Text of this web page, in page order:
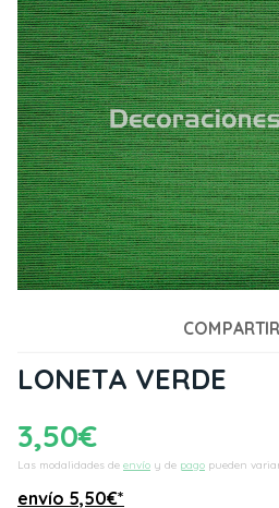
LONETA VERDE
3,50€
Las modalidades de envío y de pago pueden
envío 5,50€*